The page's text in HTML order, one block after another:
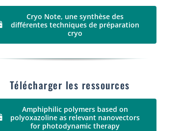
Cryo Note, une synthèse des
différentes techniques de préparation
cryo
Télécharger les ressources
Amphiphilic polymers based on
polyoxazoline as relevant nanovectors
for photodynamic therapy